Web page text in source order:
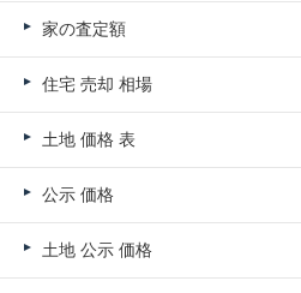
家の査定額
住宅 売却 相場
土地 価格 表
公示 価格
土地 公示 価格